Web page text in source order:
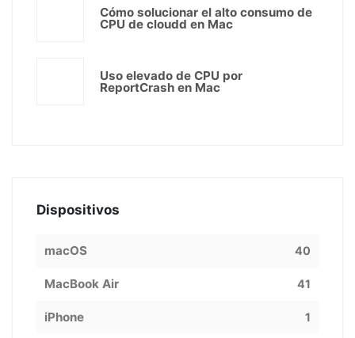
Cómo solucionar el alto consumo de
CPU de cloudd en Mac
Uso elevado de CPU por
ReportCrash en Mac
Dispositivos
macOS 40
MacBook Air 41
iPhone 1